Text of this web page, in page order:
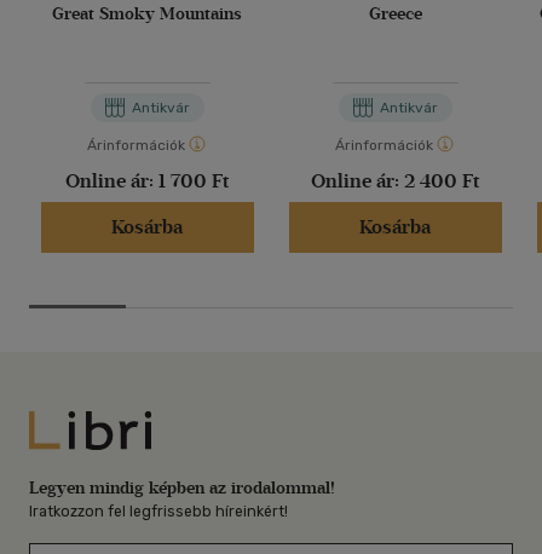
Great Smoky Mountains
Antikvár
Árinformációk
Online ár: 1 700 Ft
Kosárba
Greece
Antikvár
Árinformációk
Online ár: 2 400 Ft
Kosárba
Libri
Legyen mindig képben az irodalommal!
Iratkozzon fel legfrissebb híreinkért!